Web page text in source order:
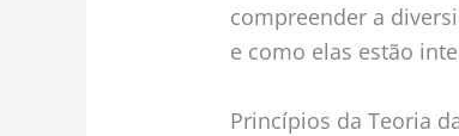
compreender a
e como elas estão
Princípios da Teoria